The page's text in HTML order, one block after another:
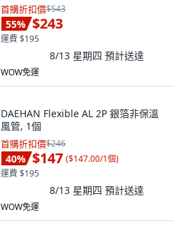
首購折扣價$543
55% $243
運費 $195
8/13 星期四 預計送達
WOW免運
DAEHAN Flexible AL 2P 銀箔非保溫
風管, 1個
首購折扣價$246
40% $147 ($147.00/1個)
運費 $195
8/13 星期四 預計送達
WOW免運